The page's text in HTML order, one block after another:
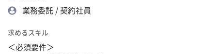
業務委託 / 契約社員
求めるスキル
＜必須要件＞